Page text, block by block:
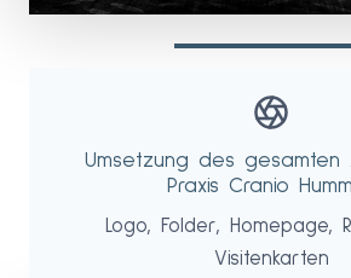
Umsetzung des gesamten
Praxis Cranio
Logo, Folder, Homepage,
Visitenkarten